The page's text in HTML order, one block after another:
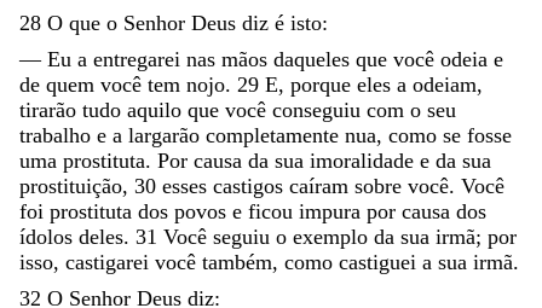
28 O que o Senhor Deus diz é isto:
— Eu a entregarei nas mãos daqueles que você odeia e
de quem você tem nojo. 29 E, porque eles a odeiam,
tirarão tudo aquilo que você conseguiu com o seu
trabalho e a largarão completamente nua, como se fosse
uma prostituta. Por causa da sua imoralidade e da sua
prostituição, 30 esses castigos caíram sobre você. Você
foi prostituta dos povos e ficou impura por causa dos
ídolos deles. 31 Você seguiu o exemplo da sua irmã; por
isso, castigarei você também, como castiguei a sua irmã.
32 O Senhor Deus diz: